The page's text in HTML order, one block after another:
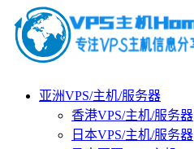
亚洲VPS/主机/服务器
香港VPS/主机/服务器
日本VPS/主机/服务器